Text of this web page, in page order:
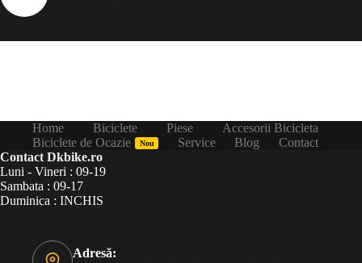
Home Biciclete Piese
Accesorii Bicicleta
Biciclete de Ocazie
Nou Service Blog
Contact
Contact Dkbike.ro
Luni - Vineri : 09-19
Sambata : 09-17
Duminica : INCHIS
Adresă: